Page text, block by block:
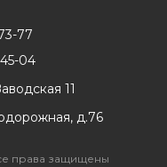
77
04
11
д.76
права защищены